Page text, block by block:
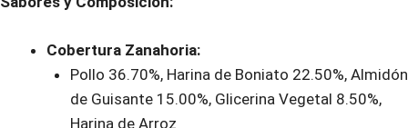
Cobertura Zanahoria:
Pollo 36.70%, Harina de Boniato 22.50%, Almidón
de Guisante 15.00%, Glicerina Vegetal 8.50%,
Harina de Arroz